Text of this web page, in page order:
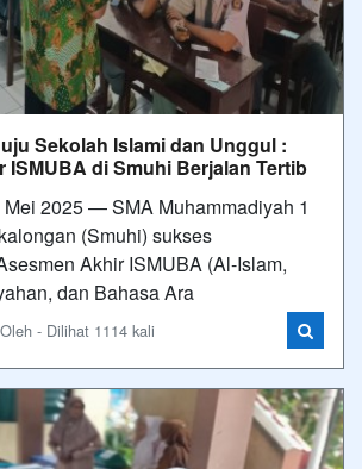
Sekolah Islami dan Unggul :
ISMUBA di Smuhi Berjalan Tertib
2025 — SMA Muhammadiyah 1
(Smuhi) sukses
Akhir ISMUBA (Al-Islam,
dan Bahasa Ara
- Dilihat 1114 kali